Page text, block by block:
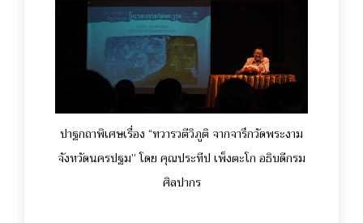
ปาฐกถาพิเศษเรื่อง “ทวารวตีวิภูติ จากจารึกวัดพระงาม
จังหวัดนครปฐม” โดย คุณประทีป เพ็งตะโก อธิบดีกรม
ศิลปากร